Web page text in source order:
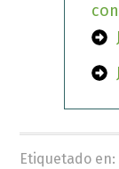
Etiquetado en: